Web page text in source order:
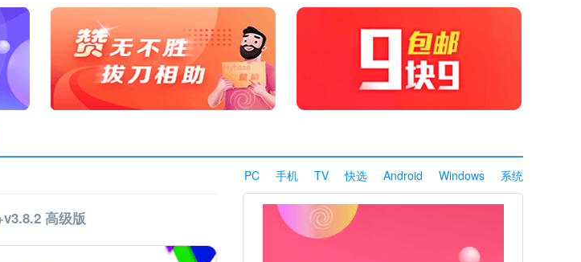
PC 手机 TV 快选 Android Windows 系统
高级版